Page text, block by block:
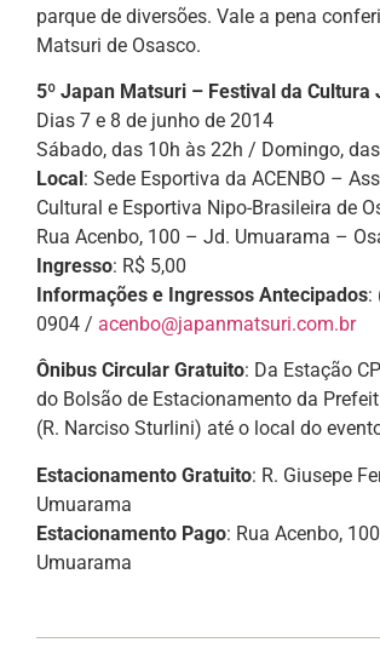
parque de diversões. Vale a pena
Matsuri de Osasco.
5º Japan Matsuri – Festival da Cultura
Dias 7 e 8 de junho de 2014
Sábado, das 10h às 22h / Domingo,
Local: Sede Esportiva da ACENBO –
Cultural e Esportiva Nipo-Brasileira de
Rua Acenbo, 100 – Jd. Umuarama –
Ingresso: R$ 5,00
Informações e Ingressos Antecipados:
0904 / acenbo@japanmatsuri.com.br
Ônibus Circular Gratuito: Da Estação
do Bolsão de Estacionamento da
(R. Narciso Sturlini) até o local do
Estacionamento Gratuito: R. Giusepe
Umuarama
Estacionamento Pago: Rua Acenbo,
Umuarama